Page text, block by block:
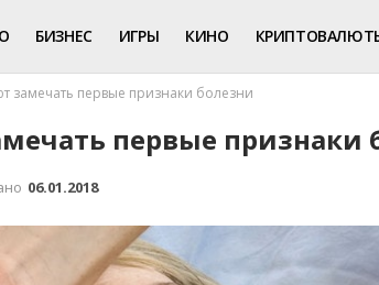
БИЗНЕС ИГРЫ КИНО
замечать первые признаки болезни
первые признаки
06.01.2018